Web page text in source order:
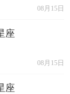
08月15日
座
08月15日
座